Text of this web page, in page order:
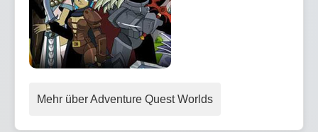
Mehr über Adventure Quest Worlds